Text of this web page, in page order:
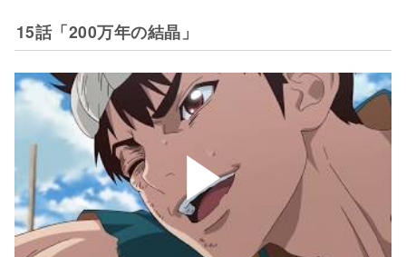
15話「200万年の結晶」